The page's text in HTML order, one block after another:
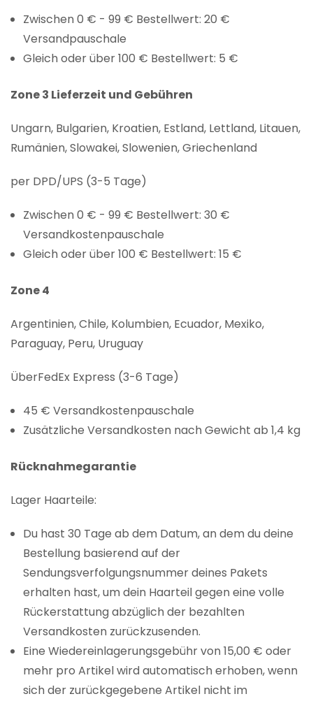
Zwischen 0 € - 99 € Bestellwert: 20 €
Versandpauschale
Gleich oder über 100 € Bestellwert: 5 €
Zone 3 Lieferzeit und Gebühren
Ungarn, Bulgarien, Kroatien, Estland, Lettland, Litauen,
Rumänien, Slowakei, Slowenien, Griechenland
per DPD/UPS (3-5 Tage)
Zwischen 0 € - 99 € Bestellwert: 30 €
Versandkostenpauschale
Gleich oder über 100 € Bestellwert: 15 €
Zone 4
Argentinien, Chile, Kolumbien, Ecuador, Mexiko,
Paraguay, Peru, Uruguay
ÜberFedEx Express (3-6 Tage)
45 € Versandkostenpauschale
Zusätzliche Versandkosten nach Gewicht ab 1,4 kg
Rücknahmegarantie
Lager Haarteile:
Du hast 30 Tage ab dem Datum, an dem du deine
Bestellung basierend auf der
Sendungsverfolgungsnummer deines Pakets
erhalten hast, um dein Haarteil gegen eine volle
Rückerstattung abzüglich der bezahlten
Versandkosten zurückzusenden.
Eine Wiedereinlagerungsgebühr von 15,00 € oder
mehr pro Artikel wird automatisch erhoben, wenn
sich der zurückgegebene Artikel nicht im